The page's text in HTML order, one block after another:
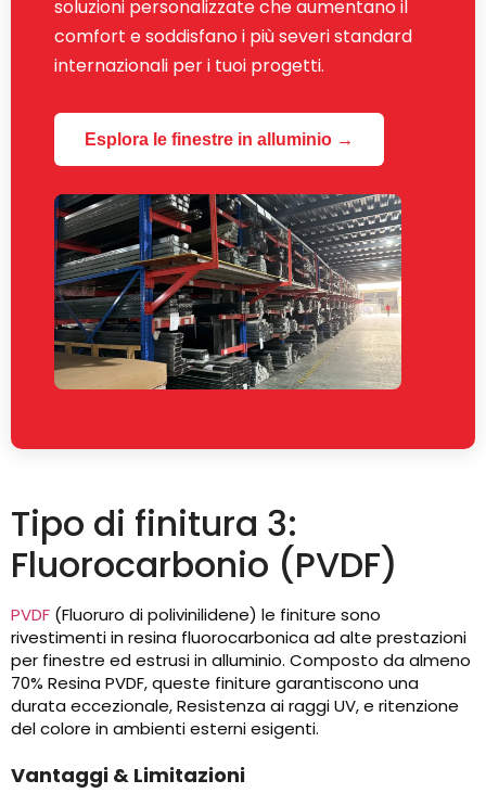
soluzioni personalizzate che aumentano il
comfort e soddisfano i più severi standard
internazionali per i tuoi progetti.
Esplora le finestre in alluminio →
Tipo di finitura 3:
Fluorocarbonio (PVDF)
PVDF (Fluoruro di polivinilidene) le finiture sono
rivestimenti in resina fluorocarbonica ad alte prestazioni
per finestre ed estrusi in alluminio. Composto da almeno
70% Resina PVDF, queste finiture garantiscono una
durata eccezionale, Resistenza ai raggi UV, e ritenzione
del colore in ambienti esterni esigenti.
Vantaggi & Limitazioni